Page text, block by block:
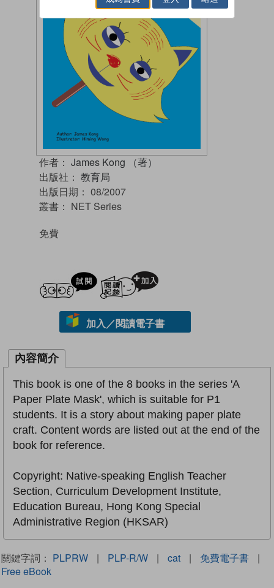
作者： James Kong （著）
出版社： 教育局
出版日期： 08/2007
叢書： NET Series
免費
試閲
加入／閱讀電子書
內容簡介
This book is one of the 8 books in the series 'A
Paper Plate Mask', which is suitable for P1
students. It is a story about making paper plate
craft. Content words are listed out at the end of the
book for reference.
Copyright: Native-speaking English Teacher
Section, Curriculum Development Institute,
Education Bureau, Hong Kong Special
Administrative Region (HKSAR)
關鍵字詞： PLPRW | PLP-R/W | cat | 免費電子書
|
Free eBook